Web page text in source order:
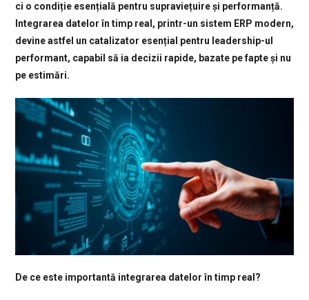
ci o condiție esențială pentru supraviețuire și performanță.
Integrarea datelor în timp real, printr-un sistem ERP modern,
devine astfel un catalizator esențial pentru leadership-ul
performant, capabil să ia decizii rapide, bazate pe fapte și nu
pe estimări.
De ce este importantă integrarea datelor în timp real?